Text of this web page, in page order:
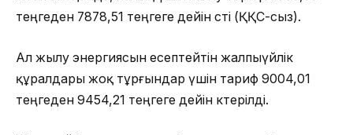
теңгеден 7878,51 теңгеге дейін өсті (ҚҚС-сыз).
Ал жылу энергиясын есептейтін жалпыүйлік
құралдары жоқ тұрғындар үшін тариф 9004,01
теңгеден 9454,21 теңгеге дейін көтерілді.